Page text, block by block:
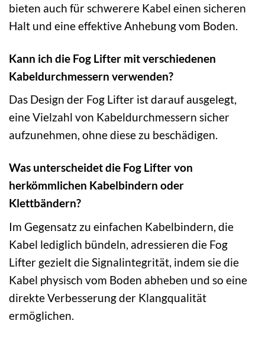
bieten auch für schwerere Kabel einen sicheren
Halt und eine effektive Anhebung vom Boden.
Kann ich die Fog Lifter mit verschiedenen
Kabeldurchmessern verwenden?
Das Design der Fog Lifter ist darauf ausgelegt,
eine Vielzahl von Kabeldurchmessern sicher
aufzunehmen, ohne diese zu beschädigen.
Was unterscheidet die Fog Lifter von
herkömmlichen Kabelbindern oder
Klettbändern?
Im Gegensatz zu einfachen Kabelbindern, die
Kabel lediglich bündeln, adressieren die Fog
Lifter gezielt die Signalintegrität, indem sie die
Kabel physisch vom Boden abheben und so eine
direkte Verbesserung der Klangqualität
ermöglichen.